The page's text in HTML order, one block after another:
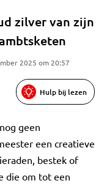
zilver van zijn
2025 om 20:57
Hulp bij lezen
geen
een creatieve
bestek of
die om tot een